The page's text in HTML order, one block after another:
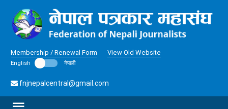
Membership / Renewal Form View Old Website
English नेपाली
fnjnepalcentral@gmail.com